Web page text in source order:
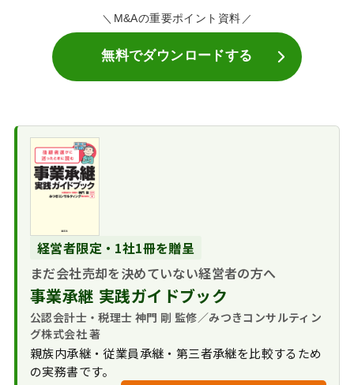
M&Aの重要ポイント資料
無料でダウンロードする
経営者限定・1社1冊を贈呈
まだ会社売却を決めていない経営者の方へ
事業承継 実践ガイドブック
公認会計士・税理士 神門 剛 監修／みつきコンサルティン
グ株式会社 著
親族内承継・従業員承継・第三者承継を比較するため
の実務書です。